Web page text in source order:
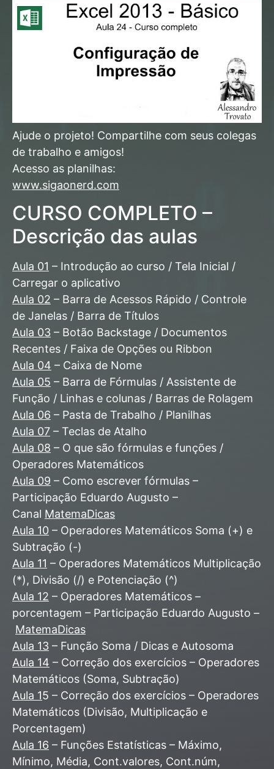
Ajude o projeto! Compartilhe com seus colegas
de trabalho e amigos!
Acesso as planilhas:
www.sigaonerd.com
CURSO COMPLETO –
Descrição das aulas
Aula 01 – Introdução ao curso / Tela Inicial /
Carregar o aplicativo
Aula 02 – Barra de Acessos Rápido / Controle
de Janelas / Barra de Títulos
Aula 03 – Botão Backstage / Documentos
Recentes / Faixa de Opções ou Ribbon
Aula 04 – Caixa de Nome
Aula 05 – Barra de Fórmulas / Assistente de
Função / Linhas e colunas / Barras de Rolagem
Aula 06 – Pasta de Trabalho / Planilhas
Aula 07 – Teclas de Atalho
Aula 08 – O que são fórmulas e funções /
Operadores Matemáticos
Aula 09 – Como escrever fórmulas –
Participação Eduardo Augusto –
Canal MatemaDicas
Aula 10 – Operadores Matemáticos Soma (+) e
Subtração (-)
Aula 11 – Operadores Matemáticos Multiplicação
(*), Divisão (/) e Potenciação (^)
Aula 12 – Operadores Matemáticos –
porcentagem – Participação Eduardo Augusto –
MatemaDicas
Aula 13 – Função Soma / Dicas e Autosoma
Aula 14 – Correção dos exercícios – Operadores
Matemáticos (Soma, Subtração)
Aula 15 – Correção dos exercícios – Operadores
Matemáticos (Divisão, Multiplicação e
Porcentagem)
Aula 16 – Funções Estatísticas – Máximo,
Mínimo, Média, Cont.valores, Cont.núm,